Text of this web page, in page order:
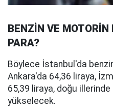
BENZİN VE MOTORİN
PARA?
Böylece İstanbul'da
Ankara'da 64,36 liraya,
65,39 liraya, doğu
yükselecek.